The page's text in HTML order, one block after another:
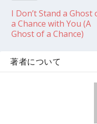
I Don’t Stand a Ghost
a Chance with You (A
Ghost of a Chance)
著者について